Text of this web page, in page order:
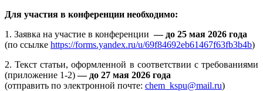
Для участия в конференции необходимо:
1. Заявка на участие в конференции — до 25 мая 2026 года
(по ссылке https://forms.yandex.ru/u/69f84692eb61467f63fb3b4b)
2. Текст статьи, оформленной в соответствии с требованиями
(приложение 1-2)— до 27 мая 2026 года
(отправить по электронной почте: chem_kspu@mail.ru)